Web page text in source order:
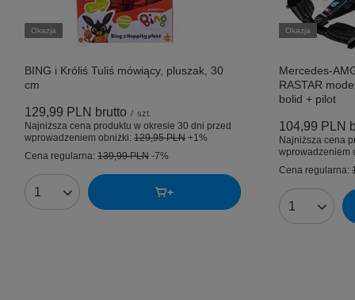
Okazja
BING i Króliś Tuliś mówiący, pluszak, 30
cm
129,99 PLN brutto / szt.
Najniższa cena produktu w okresie 30 dni przed
wprowadzeniem obniżki: 129,95 PLN +1%
Cena regularna: 139,99 PLN -7%
Ilość produktów
Okazja
Mercedes-
RASTAR
bolid + pilot
104,99 PLN
Najniższa cena
wprowadzeniem
Cena regularna:
Ilość